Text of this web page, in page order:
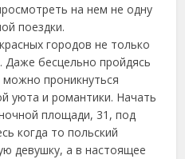
на нем не одну
поездки.
городов не только
Даже бесцельно пройдясь
проникнуться
уюта и романтики. Начать
площади, 31, под
когда то польский
девушку, а в настоящее